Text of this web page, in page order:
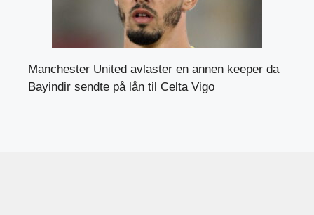
Manchester United avlaster en annen keeper da
Bayindir sendte på lån til Celta Vigo